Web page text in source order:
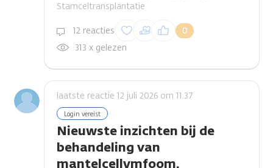
Stamceltransplantatie
12 reacties 0
Inloggen om een
reactie te plaatsen
313 x gelezen
laatste reactie 12 juli 2026 om 11.37
Login vereist
Nieuwste inzichten bij de
behandeling van
mantelcellymfoom.